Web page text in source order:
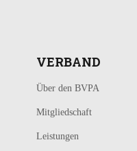
VERBAND
Über den BVPA
Mitgliedschaft
Leistungen